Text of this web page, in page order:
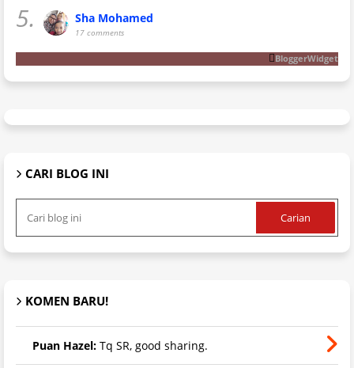
5. Sha Mohamed
17 comments
BloggerWidget
CARI BLOG INI
KOMEN BARU!
Puan Hazel: Tq SR, good sharing.